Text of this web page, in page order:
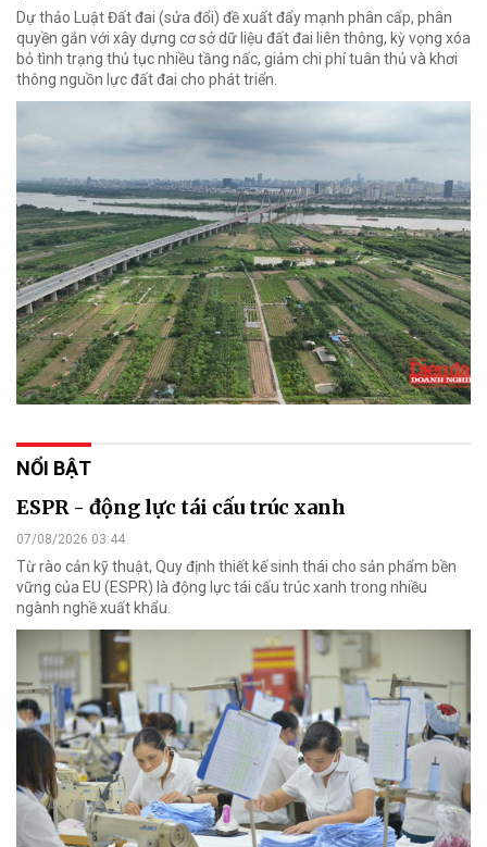
Dự thảo Luật Đất đai (sửa đổi) đề xuất đẩy mạnh phân cấp, phân
quyền gắn với xây dựng cơ sở dữ liệu đất đai liên thông, kỳ vọng xóa
bỏ tình trạng thủ tục nhiều tầng nấc, giảm chi phí tuân thủ và khơi
thông nguồn lực đất đai cho phát triển.
NỔI BẬT
ESPR - động lực tái cấu trúc xanh
07/08/2026 03:44
Từ rào cản kỹ thuật, Quy định thiết kế sinh thái cho sản phẩm bền
vững của EU (ESPR) là động lực tái cấu trúc xanh trong nhiều
ngành nghề xuất khẩu.